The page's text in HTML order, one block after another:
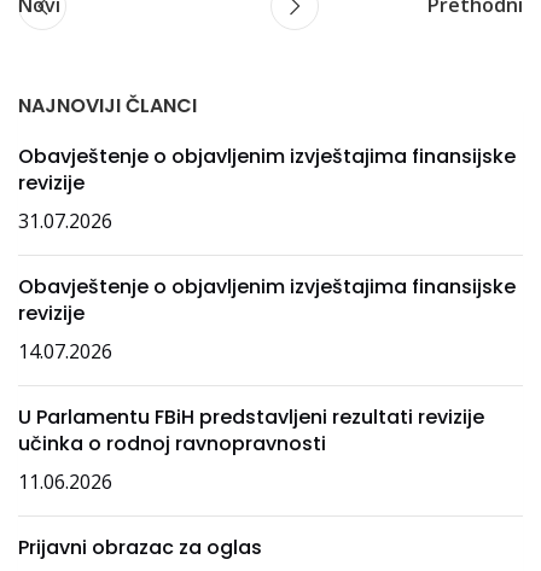
NAJNOVIJI ČLANCI
Obavještenje o objavljenim izvještajima finansijske
revizije
31.07.2026
Obavještenje o objavljenim izvještajima finansijske
revizije
14.07.2026
U Parlamentu FBiH predstavljeni rezultati revizije
učinka o rodnoj ravnopravnosti
11.06.2026
Prijavni obrazac za oglas